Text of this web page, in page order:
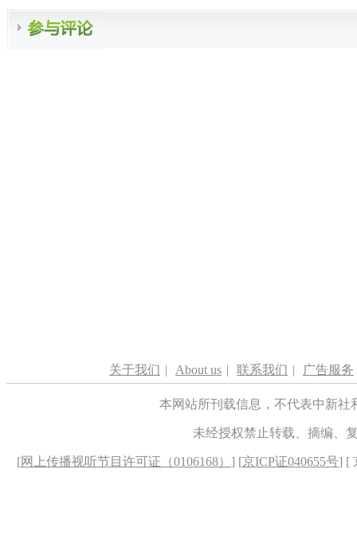
关于我们 | About us | 联系我们 | 广告服务
本网站所刊载信息，不代表中新
未经授权禁止转载、摘编、
[网上传播视听节目许可证（0106168） ] [京ICP证040655号] [